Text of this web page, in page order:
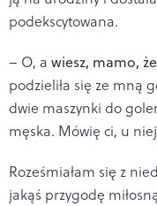
podekscytowana.
– O, a wiesz, mamo,
podzieliła się ze mną
dwie maszynki do
męska. Mówię ci, u
Roześmiałam się z
jakąś przygodę